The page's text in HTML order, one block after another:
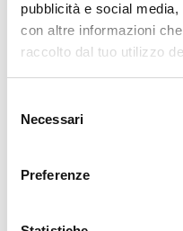
pubblicità e social
con altre informazioni
raccolto dal tuo utilizzo
delNecessari
Preferenze